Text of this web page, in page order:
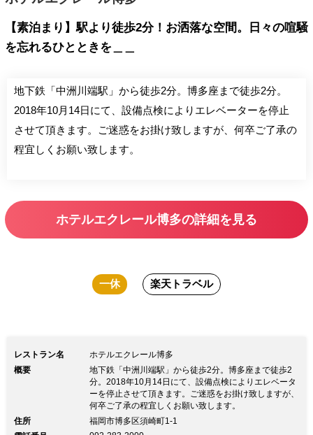
【素泊まり】駅より徒歩2分！お洒落な空間。日々の喧騒
を忘れるひとときを＿＿
地下鉄「中洲川端駅」から徒歩2分。博多座まで徒歩2分。
2018年10月14日にて、設備点検によりエレベーターを停止
させて頂きます。ご迷惑をお掛け致しますが、何卒ご了承の
程宜しくお願い致します。
ホテルエクレール博多の詳細を見る
一休 楽天トラベル
レストラン名
ホテルエクレール博多
概要
地下鉄「中洲川端駅」から徒歩2分。博多座まで徒歩2
分。2018年10月14日にて、設備点検によりエレベータ
ーを停止させて頂きます。ご迷惑をお掛け致しますが、
何卒ご了承の程宜しくお願い致します。
住所
福岡市博多区須崎町1-1